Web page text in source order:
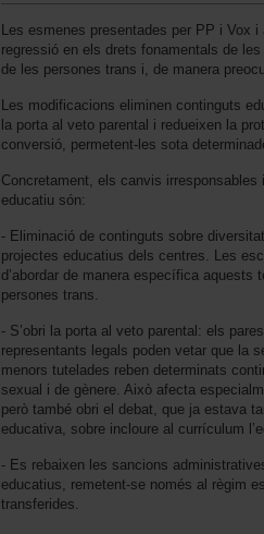
Les esmenes presentades per PP i Vox
regressió en els drets fonamentals de
de les persones trans i, de manera
Les modificacions eliminen continguts
la porta al veto parental i redueixen la
conversió, permetent-les sota
Concretament, els canvis
educatiu són:
- Eliminació de continguts sobre
projectes educatius dels centres. Les
d’abordar de manera específica aquests
persones trans.
- S’obri la porta al veto parental: els
representants legals poden vetar que la
menors tutelades reben determinats
sexual i de gènere. Això afecta
però també obri el debat, que ja estava
educativa, sobre incloure al currículum
- Es rebaixen les sancions
educatius, remetent-se només al règim
transferides.